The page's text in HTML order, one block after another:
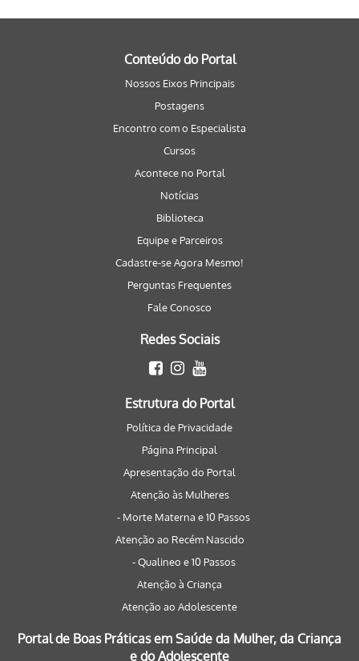
Conteúdo do Portal
Nossos Eixos Principais
Postagens
Encontro com o Especialista
Cursos
Acontece no Portal
Notícias
Biblioteca
Equipe e Parceiros
Cadastre-se Agora Mesmo!
Perguntas Frequentes
Fale Conosco
Redes Sociais
Estrutura do Portal
Política de Privacidade
Página Principal
Apresentação do Portal
Atenção às Mulheres
- Morte Materna e 10 Passos
Atenção ao Recém Nascido
- Qualineo e 10 Passos
Atenção à Criança
Atenção ao Adolescente
Portal de Boas Práticas em Saúde da Mulher, da Criança
e do Adolescente